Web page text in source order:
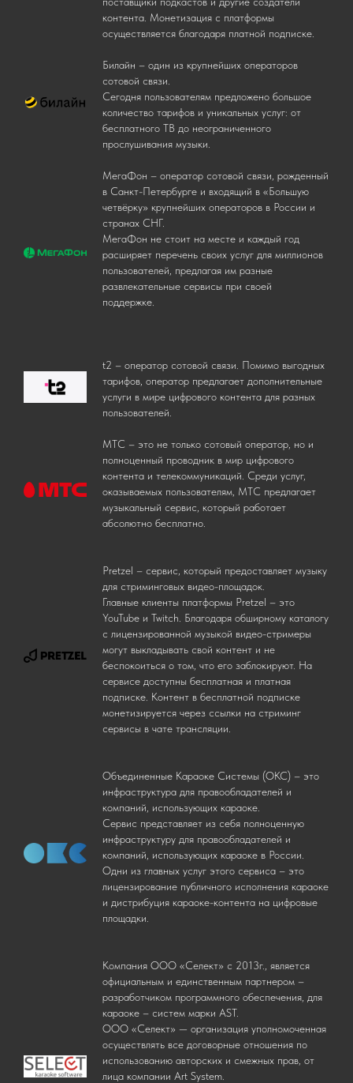
контента. Монетизация с платформы
осуществляется благодаря платной подписке.
Билайн – один из крупнейших операторов
сотовой связи.
Сегодня пользователям предложено большое
количество тарифов и уникальных услуг: от
бесплатного ТВ до неограниченного
прослушивания музыки.
МегаФон – оператор сотовой связи, рожденный
в Санкт-Петербурге и входящий в «Большую
четвёрку» крупнейших операторов в России и
странах СНГ.
МегаФон не стоит на месте и каждый год
расширяет перечень своих услуг для миллионов
пользователей, предлагая им разные
развлекательные сервисы при своей
поддержке.
t2 – оператор сотовой связи. Помимо выгодных
тарифов, оператор предлагает дополнительные
услуги в мире цифрового контента для разных
пользователей.
МТС – это не только сотовый оператор, но и
полноценный проводник в мир цифрового
контента и телекоммуникаций. Среди услуг,
оказываемых пользователям, МТС предлагает
музыкальный сервис, который работает
абсолютно бесплатно.
Pretzel – сервис, который предоставляет музыку
для стриминговых видео-площадок.
Главные клиенты платформы Pretzel – это
YouTube и Twitch. Благодаря обширному каталогу
с лицензированной музыкой видео-стримеры
могут выкладывать свой контент и не
беспокоиться о том, что его заблокируют. На
сервисе доступны бесплатная и платная
подписке. Контент в бесплатной подписке
монетизируется через ссылки на стриминг
сервисы в чате трансляции.
Объединенные Караоке Системы (ОКС) – это
инфраструктура для правообладателей и
компаний, использующих караоке.
Сервис представляет из себя полноценную
инфраструктуру для правообладателей и
компаний, использующих караоке в России.
Одни из главных услуг этого сервиса – это
лицензирование публичного исполнения караоке
и дистрибуция караоке-контента на цифровые
площадки.
Компания ООО «Селект» с 2013г., является
официальным и единственным партнером –
разработчиком программного обеспечения, для
караоке – систем марки AST.
ООО «Селект» — организация уполномоченная
осуществлять все договорные отношения по
использованию авторских и смежных прав, от
лица компании Art System.